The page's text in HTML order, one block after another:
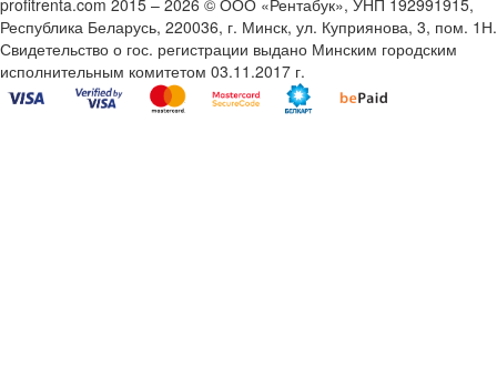
Республика Беларусь, 220036, г. Минск, ул. Куприянова, 3, пом. 1Н.
Свидетельство о гос. регистрации выдано Минским городским
исполнительным комитетом 03.11.2017 г.